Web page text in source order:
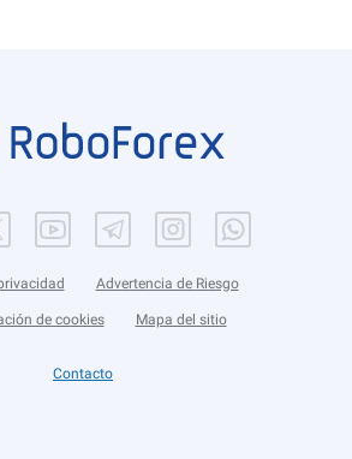
Advertencia de Riesgo
de cookies Mapa del sitio
Contacto